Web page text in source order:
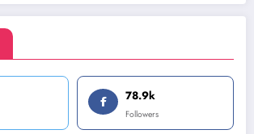
78.9k
Followers